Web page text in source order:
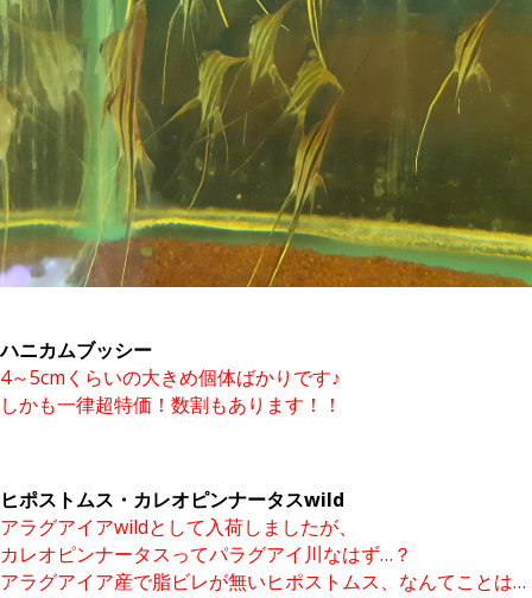
ハニカムブッシー
4～5cmくらいの大きめ個体ばかりです♪
しかも一律超特価！数割もあります！！
ヒポストムス・カレオピンナータスwild
アラグアイアwildとして入荷しましたが、
カレオピンナータスってパラグアイ川なはず…？
アラグアイア産で脂ビレが無いヒポストムス、なんてことは…